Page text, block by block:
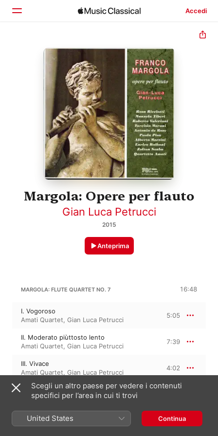
Accedi
Home
Cerca
Margola: Opere per flauto
Gian Luca Petrucci
2015
Anteprima
MARGOLA: FLUTE QUARTET NO. 7 16:48
I. Vogoroso
Amati Quartet, Gian Luca Petrucci
5:05
II. Moderato piùttosto lento
Amati Quartet, Gian Luca Petrucci
7:39
III. Vivace
Amati Quartet, Gian Luca Petrucci
4:02
FRANCO MARGOLA
La Longobarda
Paola Pisa,Roberto Valeriani,Gian
8:35
Scegli un altro paese per vedere i contenuti
specifici per l’area in cui ti trovi
United States Continua